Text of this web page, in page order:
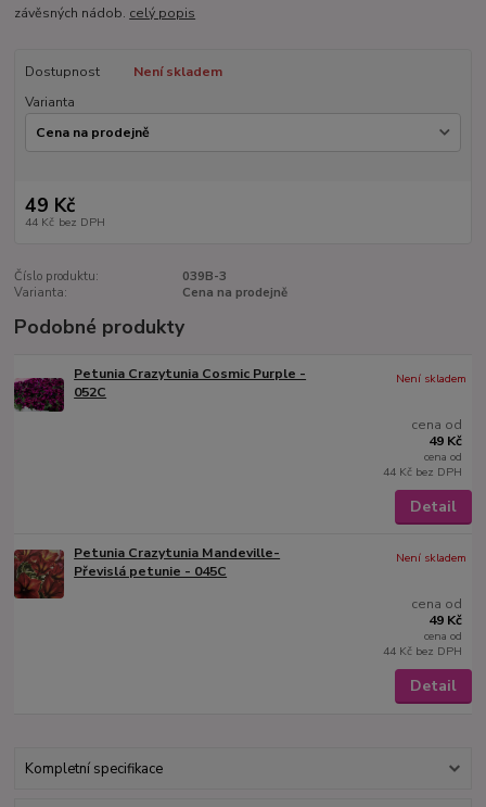
závěsných nádob. celý popis
Dostupnost
Není skladem
Varianta
49 Kč
44 Kč bez DPH
Číslo produktu:
039B-3
Varianta:
Cena na prodejně
Podobné produkty
Petunia Crazytunia Cosmic Purple -
052C
cena od
49 Kč
cena od
44 Kč bez DPH
Není skladem
Detail
Petunia Crazytunia Mandeville-
Převislá petunie - 045C
cena od
49 Kč
cena od
44 Kč bez DPH
Není skladem
Detail
Kompletní specifikace